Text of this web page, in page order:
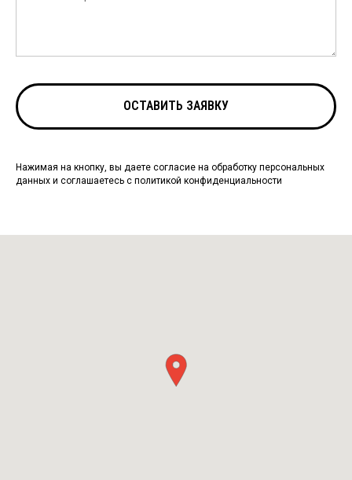
ОСТАВИТЬ ЗАЯВКУ
Нажимая на кнопку, вы даете согласие на обработку персональных
данных и соглашаетесь c политикой конфиденциальности